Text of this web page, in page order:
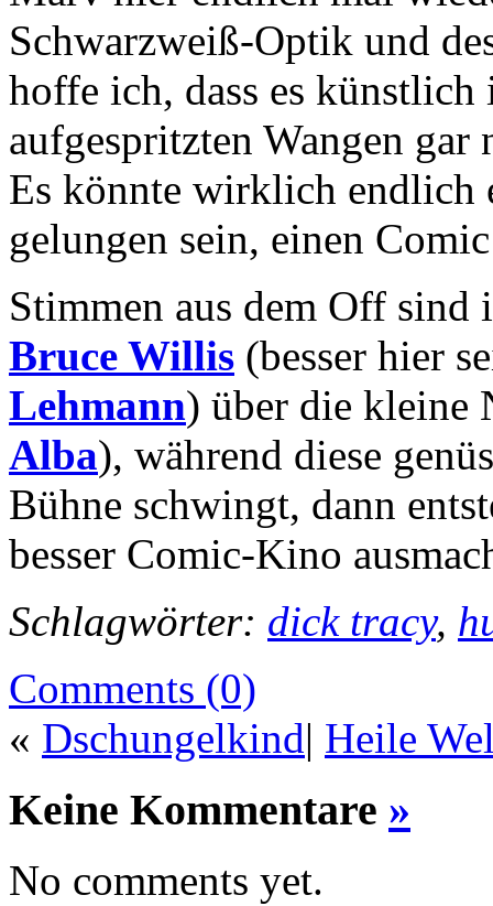
Schwarzweiß-Optik und
hoffe ich, dass es
aufgespritzten Wangen gar
Es könnte wirklich endlich
gelungen sein, einen
Stimmen aus dem Off
Bruce Willis (besser hier
Lehmann) über die kleine
Alba), während diese
Bühne schwingt, dann
besser Comic-Kino
Schlagwörter: dick tracy,
Comments (0)
« Dschungelkind| Heile
Keine Kommentare »
No comments yet.